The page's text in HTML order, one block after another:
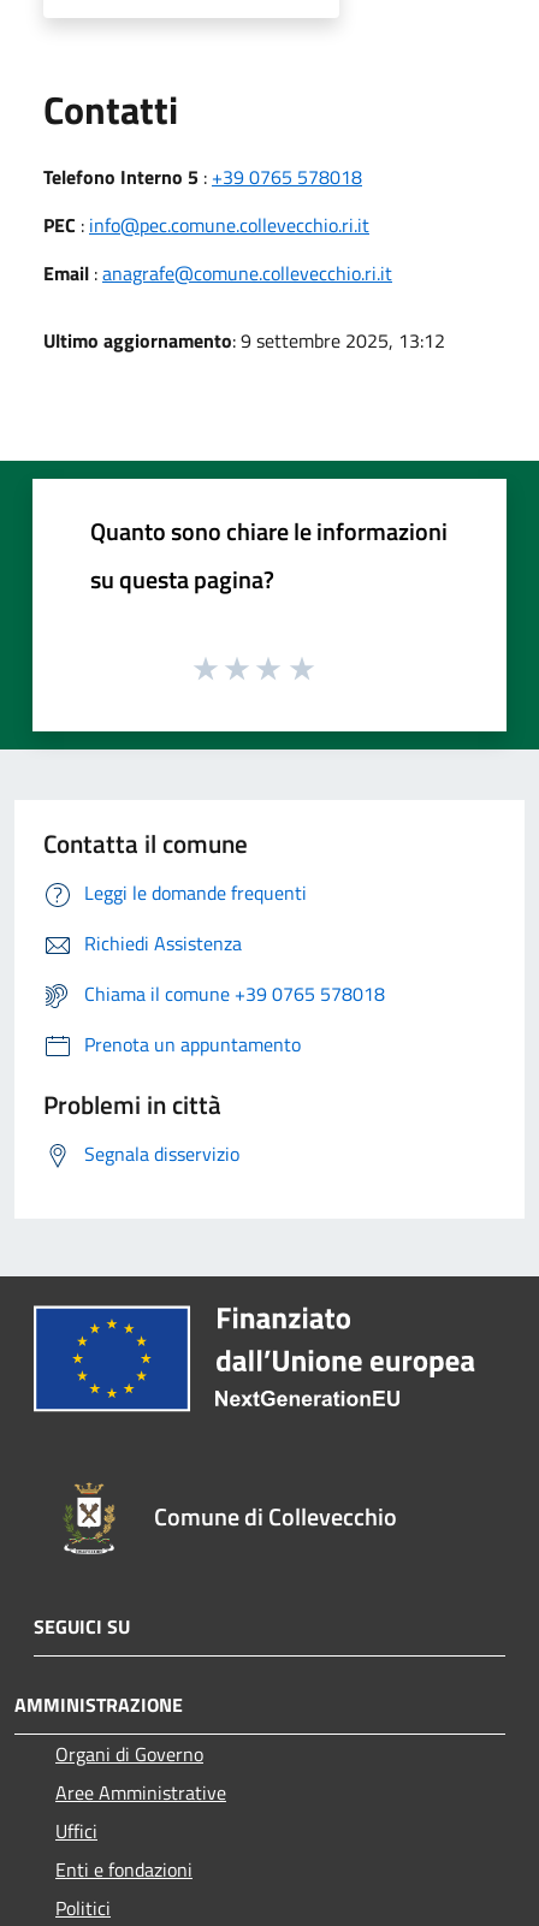
Contatti
Telefono Interno 5 : +39 0765 578018
PEC : info@pec.comune.collevecchio.ri.it
Email :anagrafe@comune.collevecchio.ri.it
Ultimo aggiornamento: 9 settembre 2025, 13:12
Quanto sono chiare le informazioni
su questa pagina?
Contatta il comune
Leggi le domande frequenti
Richiedi Assistenza
Chiama il comune +39 0765 578018
Prenota un appuntamento
Problemi in città
Segnala disservizio
Comune di Collevecchio
SEGUICI SU
AMMINISTRAZIONE
Organi di Governo
Aree Amministrative
Uffici
Enti e fondazioni
Politici